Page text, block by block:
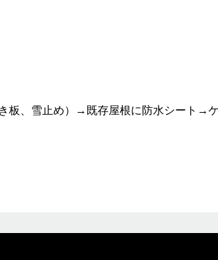
板、雪止め）→既存屋根に防水シート→